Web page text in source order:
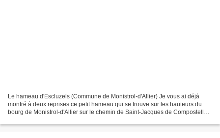
Le hameau d'Escluzels (Commune de Monistrol-d'Allier) Je vous ai déjà
montré à deux reprises ce petit hameau qui se trouve sur les hauteurs du
bourg de Monistrol-d'Allier sur le chemin de Saint-Jacques de Compostelle.